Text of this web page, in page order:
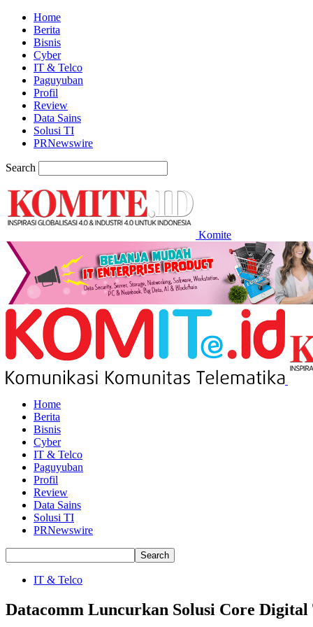
Home
Berita
Bisnis
Cyber
IT & Telco
Paguyuban
Profil
Review
Data Sains
Solusi TI
PRNewswire
Search
Komite
Home
Berita
Bisnis
Cyber
IT & Telco
Paguyuban
Profil
Review
Data Sains
Solusi TI
PRNewswire
IT & Telco
Datacomm Luncurkan Solusi Core Digital